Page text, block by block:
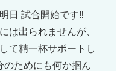
日 試合開始です‼︎
は出られませんが、
て精一杯サポートし
のためにも何か掴ん